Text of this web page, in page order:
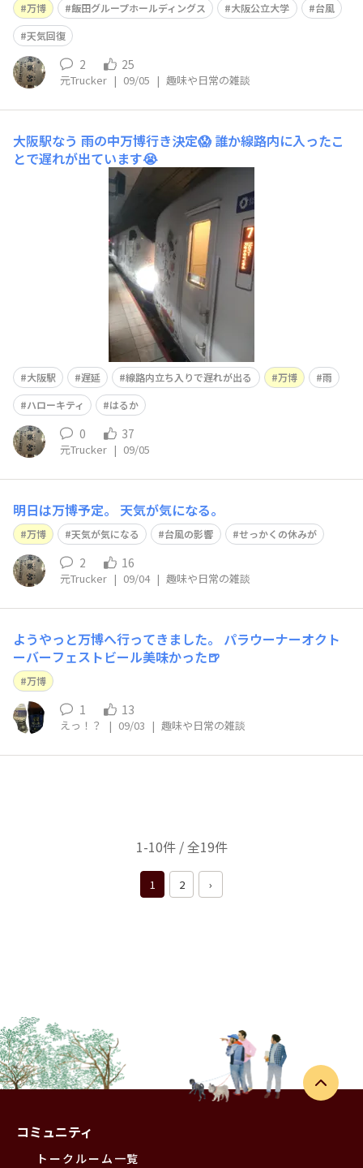
万博 飯田グループホールディングス 大阪公立大学
台風
天気回復
2 25
元Trucker | 09/05 | 趣味や日常の雑談
大阪駅なう 雨の中万博行き決定😱 誰か線路内に入ったこ
とで遅れが出ています😭
大阪駅 遅延 線路内立ち入りで遅れが出る 万博
雨
ハローキティ
はるか
0 37
元Trucker | 09/05
明日は万博予定。 天気が気になる。
万博 天気が気になる 台風の影響 せっかくの休みが
2 16
元Trucker | 09/04 | 趣味や日常の雑談
ようやっと万博へ行ってきました。 パラウーナーオクト
ーバーフェストビール美味かった🍺
万博
1 13
えっ！？ | 09/03 | 趣味や日常の雑談
1-10件 / 全19件
1 2 ›
コミュニティ
トークルーム一覧